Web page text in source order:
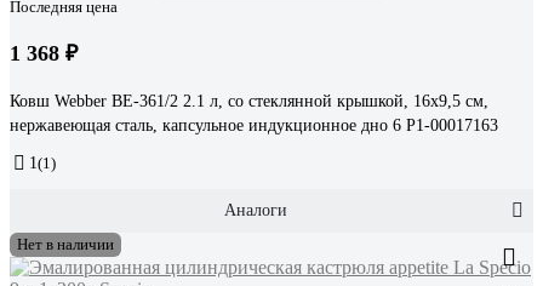
Последняя цена
1 368 ₽
Ковш Webber BE-361/2 2.1 л, со стеклянной крышкой, 16х9,5 см,
нержавеющая сталь, капсульное индукционное дно 6 Р1-00017163
1(1)
Аналоги
Нет в наличии